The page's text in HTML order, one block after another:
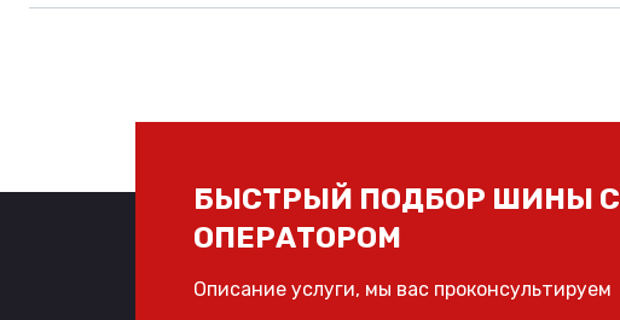
БЫСТРЫЙ ПОДБОР ШИНЫ С
ОПЕРАТОРОМ
Описание услуги, мы вас проконсультируем